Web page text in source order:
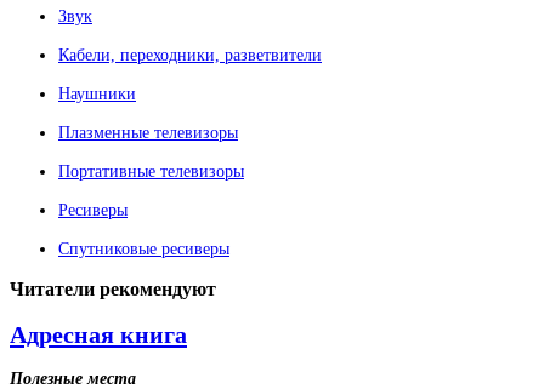
Звук
Кабели, переходники, разветвители
Наушники
Плазменные телевизоры
Портативные телевизоры
Ресиверы
Спутниковые ресиверы
Читатели рекомендуют
Адресная книга
Полезные места